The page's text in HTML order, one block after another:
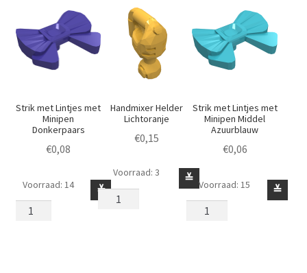
Strik met Lintjes met
Minipen
Donkerpaars
€0,08
Strik
met
≚
Voorraad: 14
Handmixer Helder
Lichtoranje
€0,15
Handmixer
Helder
≚
Voorraad: 3
Strik met Lintjes met
Minipen Middel
Azuurblauw
€0,06
Strik
met
≚
Voorraad: 15